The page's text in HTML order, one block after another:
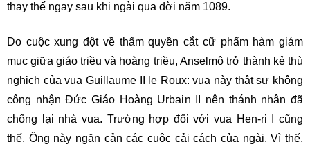
thay thế ngay sau khi ngài qua đời năm 1089.
Do cuộc xung đột về thẩm quyền cắt cữ phẩm hàm giám
mục giữa giáo triều và hoàng triều, Anselmô trở thành kẻ thù
nghịch của vua Guillaume II le Roux: vua này thật sự không
công nhận Đức Giáo Hoàng Urbain II nên thánh nhân đã
chống lại nhà vua. Trường hợp đối với vua Hen-ri I cũng
thế. Ông này ngăn cản các cuộc cải cách của ngài. Vì thế,